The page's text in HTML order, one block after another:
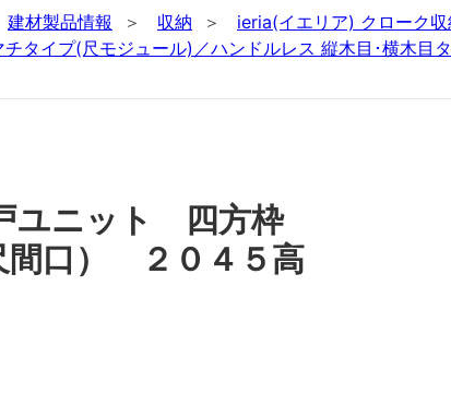
建材製品情報 収納
ieria(イエリア) クローク
タイプ(尺モジュール)／ハンドルレス 縦木目･横木
ユニット 四方枠
間口） ２０４５高